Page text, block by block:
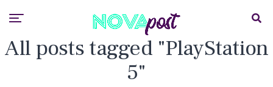
All posts tagged "PlayStation
5"